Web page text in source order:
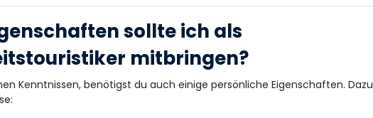
sollte ich als
mitbringen?
Kenntnissen, benötigst du auch einige persönliche Eigenschaften. Dazu